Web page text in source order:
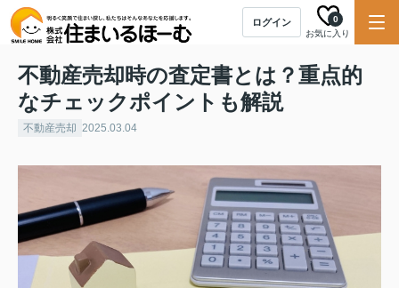
ログイン
お気に入り
0
不動産売却時の査定書とは？重点的
なチェックポイントも解説
不動産売却 2025.03.04